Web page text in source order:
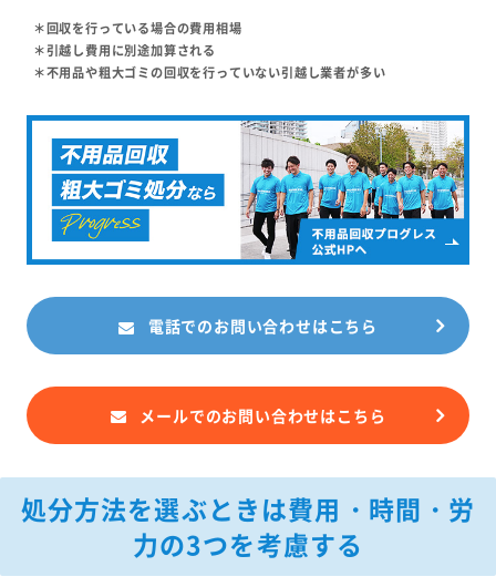
＊回収を行っている場合の費用相場
＊引越し費用に別途加算される
＊不用品や粗大ゴミの回収を行っていない引越し業者が多い
電話でのお問い合わせはこちら
メールでのお問い合わせはこちら
処分方法を選ぶときは費用・時間・労
力の3つを考慮する